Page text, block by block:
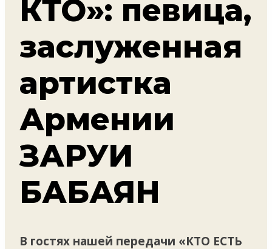
КТО»: певица,
заслуженная
артистка
Армении
ЗАРУИ
БАБАЯН
В гостях нашей передачи «КТО ЕСТЬ